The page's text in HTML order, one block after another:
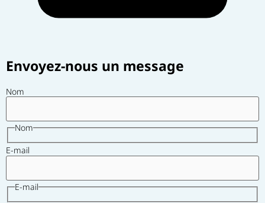
Envoyez-nous un message
Nom
Nom
E-mail
E-mail